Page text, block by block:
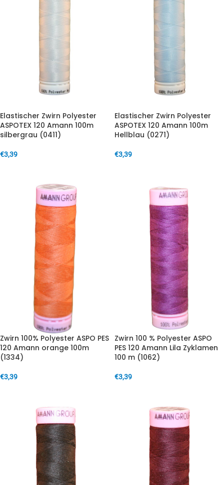
Elastischer Zwirn Polyester
ASPOTEX 120 Amann 100m
silbergrau (0411)
€3,39
Elastischer Zwirn Polyester
ASPOTEX 120 Amann 100m
Hellblau (0271)
€3,39
Zwirn 100% Polyester ASPO PES
120 Amann orange 100m
(1334)
€3,39
Zwirn 100 % Polyester ASPO
PES 120 Amann Lila Zyklamen
100 m (1062)
€3,39